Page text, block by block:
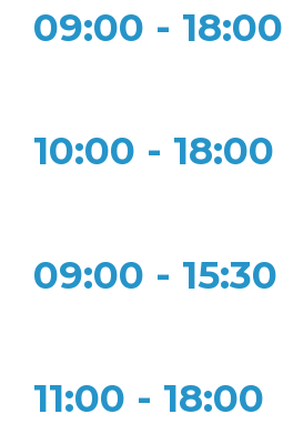
09:00 - 18:00
10:00 - 18:00
09:00 - 15:30
11:00 - 18:00